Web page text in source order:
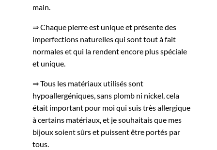
main.
⇒ Chaque pierre est unique et présente des
imperfections naturelles qui sont tout à fait
normales et qui la rendent encore plus spéciale
et unique.
⇒ Tous les matériaux utilisés sont
hypoallergéniques, sans plomb ni nickel, cela
était important pour moi qui suis très allergique
à certains matériaux, et je souhaitais que mes
bijoux soient sûrs et puissent être portés par
tous.